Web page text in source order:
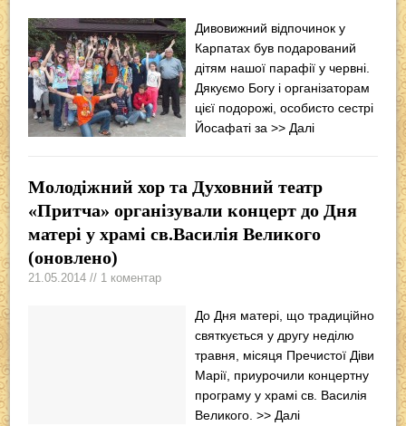
Дивовижний відпочинок у
Карпатах був подарований
дітям нашої парафії у червні.
Дякуємо Богу і організаторам
цієї подорожі, особисто сестрі
Йосафаті за>> Далі
Молодіжний хор та Духовний театр
«Притча» організували концерт до Дня
матері у храмі св.Василія Великого
(оновлено)
21.05.2014 // 1 коментар
До Дня матері, що традиційно
святкується у другу неділю
травня, місяця Пречистої Діви
Марії, приурочили концертну
програму у храмі св. Василія
Великого.>> Далі